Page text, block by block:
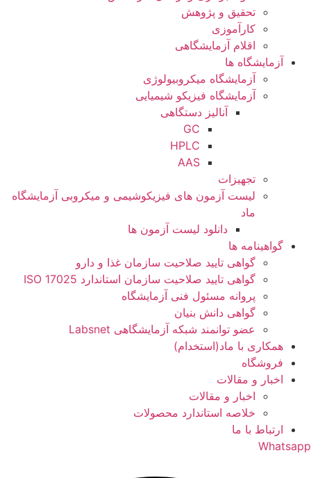
تحقیق و پژوهش
کارآموزی
اقلام آزمایشگاهی
آزمایشگاه ها
آزمایشگاه میکروبیولوژی
آزمایشگاه فیزیکو شیمیایی
آنالیز دستگاهی
GC
HPLC
AAS
تجهیزات
لیست آزمون های فیزیکوشیمی و میکروبی آزمایشگاه
ماد
دانلود لیست آزمون ها
گواهینامه ها
گواهی تایید صلاحیت سازمان غذا و دارو
گواهی تایید صلاحیت سازمان استاندارد ISO 17025
پروانه مسئول فنی آزمایشگاه
گواهی دانش بنیان
عضو توانمند شبکه آزمایشگاهی Labsnet
همکاری با ماد(استخدام)
فروشگاه
اخبار و مقالات
اخبار و مقالات
خلاصه استاندارد محصولات
ارتباط با ما
Whatsapp